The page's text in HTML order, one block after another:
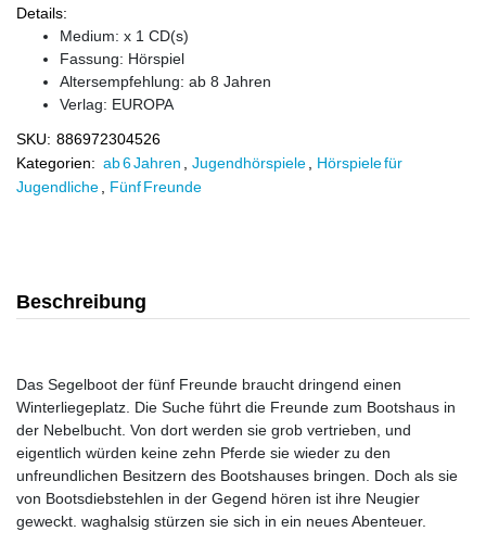
Details:
Medium: x 1 CD(s)
Fassung: Hörspiel
Altersempfehlung: ab 8 Jahren
Verlag: EUROPA
SKU: 886972304526
Kategorien: ab 6 Jahren Jugendhörspiele
Hörspiele für
Jugendliche
Fünf Freunde
Beschreibung
Das Segelboot der fünf Freunde braucht dringend einen
Winterliegeplatz. Die Suche führt die Freunde zum Bootshaus in
der Nebelbucht. Von dort werden sie grob vertrieben, und
eigentlich würden keine zehn Pferde sie wieder zu den
unfreundlichen Besitzern des Bootshauses bringen. Doch als sie
von Bootsdiebstehlen in der Gegend hören ist ihre Neugier
geweckt. waghalsig stürzen sie sich in ein neues Abenteuer.